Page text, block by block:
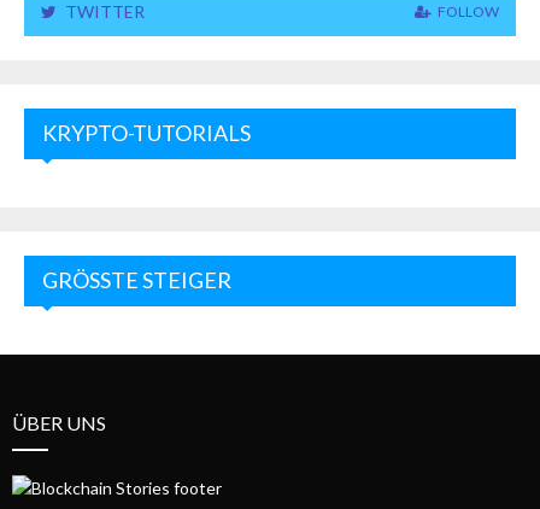
TWITTER FOLLOW
KRYPTO-TUTORIALS
GRÖSSTE STEIGER
ÜBER UNS